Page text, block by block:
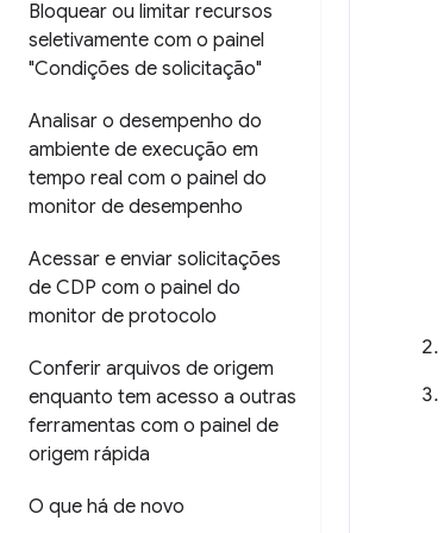
Bloquear ou limitar recursos
seletivamente com o painel
"Condições de solicitação"
Analisar o desempenho do
ambiente de execução em
tempo real com o painel do
monitor de desempenho
Acessar e enviar solicitações
de CDP com o painel do
monitor de protocolo
Conferir arquivos de origem
enquanto tem acesso a outras
ferramentas com o painel de
origem rápida
O que há de novo